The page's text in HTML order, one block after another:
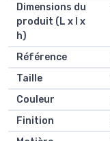
Dimensions du
produit (L x l x
h)
Référence
Taille
Couleur
Finition